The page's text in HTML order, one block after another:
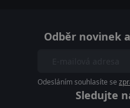
Odběr novinek
Odesláním souhlasíte se
Sledujte